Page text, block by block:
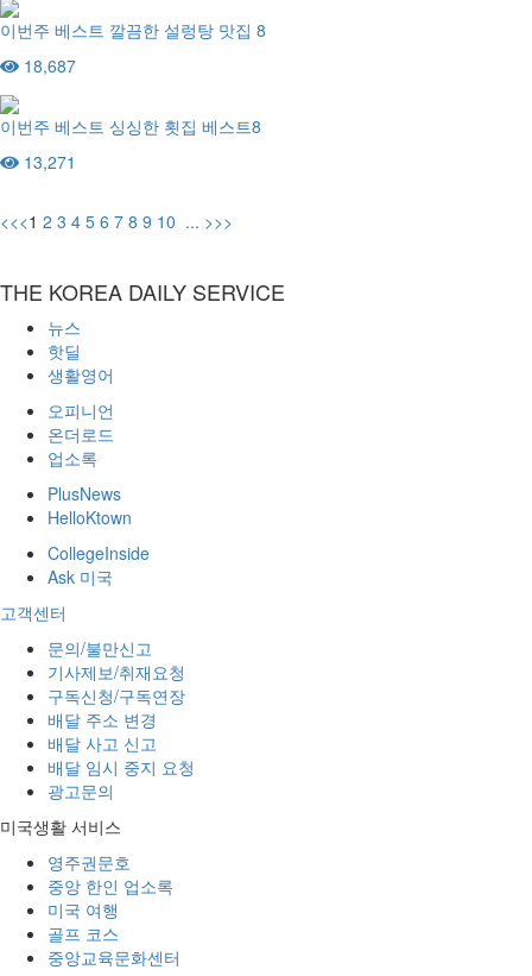
이번주 베스트 깔끔한 설렁탕 맛집 8
18,687
이번주 베스트 싱싱한 횟집 베스트8
13,271
<<<1 2 3 4 5 6 7 8 9 10 ... >>>
THE KOREA DAILY SERVICE
뉴스
핫딜
생활영어
오피니언
온더로드
업소록
PlusNews
HelloKtown
CollegeInside
Ask 미국
고객센터
문의/불만신고
기사제보/취재요청
구독신청/구독연장
배달 주소 변경
배달 사고 신고
배달 임시 중지 요청
광고문의
미국생활 서비스
영주권문호
중앙 한인 업소록
미국 여행
골프 코스
중앙교육문화센터